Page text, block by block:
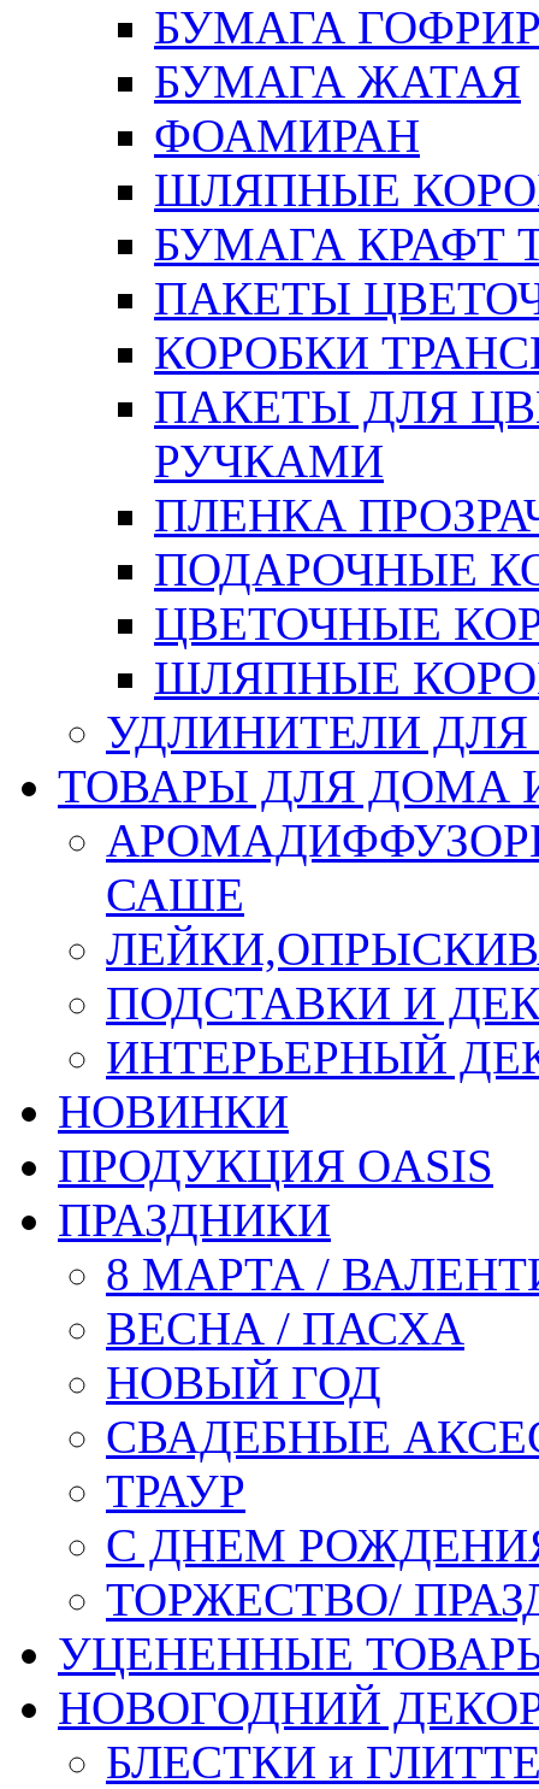
БУМАГА
БУМАГА ЖАТАЯ
ФОАМИРАН
ШЛЯПНЫЕ
БУМАГА КРАФТ
ПАКЕТЫ
КОРОБКИ
ПАКЕТЫ ДЛЯ
РУЧКАМИ
ПЛЕНКА
ПОДАРОЧНЫЕ
ЦВЕТОЧНЫЕ
ШЛЯПНЫЕ
УДЛИНИТЕЛИ
ТОВАРЫ ДЛЯ ДОМА
САШЕ
ПОДСТАВКИ И
ИНТЕРЬЕРНЫЙ
НОВИНКИ
ПРОДУКЦИЯ OASIS
ПРАЗДНИКИ
8 МАРТА /
ВЕСНА / ПАСХА
НОВЫЙ ГОД
СВАДЕБНЫЕ
ТРАУР
С ДНЕМ
ТОРЖЕСТВО/
УЦЕНЕННЫЕ
НОВОГОДНИЙ
БЛЕСТКИ и